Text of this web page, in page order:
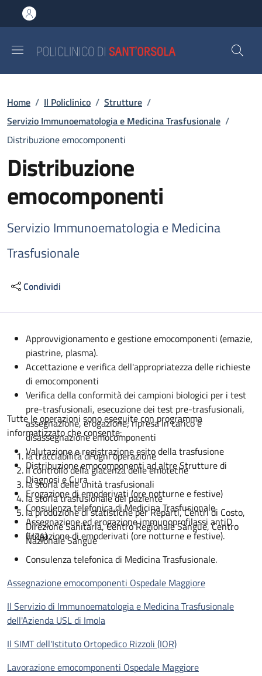
al contenuto principale
to footer content
Briciole di pane
Home / Il Policlinico / Strutture /
Servizio Immunoematologia e Medicina Trasfusionale /
Distribuzione emocomponenti
Distribuzione
emocomponenti
Servizio Immunoematologia e Medicina
Trasfusionale
Condividi
Descrizione
Approvvigionamento e gestione emocomponenti (emazie,
piastrine, plasma).
Accettazione e verifica dell'appropriatezza delle richieste
di emocomponenti
Verifica della conformità dei campioni biologici per i test
pre-trasfusionali, esecuzione dei test pre-trasfusionali,
assegnazione, erogazione; ripresa in carico e
disassegnazione emocomponenti
Valutazione e registrazione esito della trasfusione
Distribuzione emocomponenti ad altre Strutture di
Diagnosi e Cura
Erogazione di emoderivati (ore notturne e festive)
Consulenza telefonica di Medicina Trasfusionale
Assegnazione ed erogazione immunoprofilassi antiD
(H24)
Tutte le operazioni sono eseguite con programma
informatizzato che consente:
la tracciabilità di ogni operazione
il controllo della giacenza delle emoteche
la storia delle unità trasfusionali
la storia trasfusionale del paziente
la produzione di statistiche per Reparti, Centri di Costo,
Direzione Sanitaria, Centro Regionale Sangue, Centro
Nazionale Sangue
Erogazione di emoderivati (ore notturne e festive).
Consulenza telefonica di Medicina Trasfusionale.
Assegnazione emocomponenti Ospedale Maggiore
Il Servizio di Immunoematologia e Medicina Trasfusionale
dell'Azienda USL di Imola
Il SIMT dell'Istituto Ortopedico Rizzoli (IOR)
Lavorazione emocomponenti Ospedale Maggiore